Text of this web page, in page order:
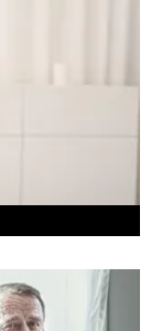
med sina
Skincity –